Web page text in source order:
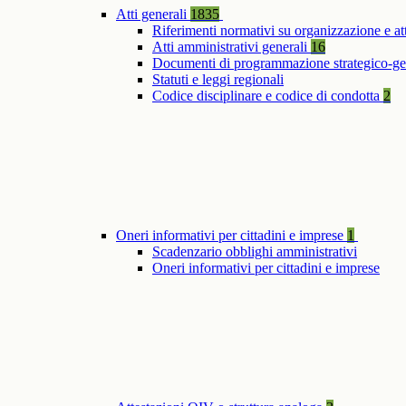
Atti generali 1835
Riferimenti normativi su organizzazione e
Atti amministrativi generali 16
Documenti di programmazione strategico-
Statuti e leggi regionali
Codice disciplinare e codice di condotta 2
Oneri informativi per cittadini e imprese 1
Scadenzario obblighi amministrativi
Oneri informativi per cittadini e imprese